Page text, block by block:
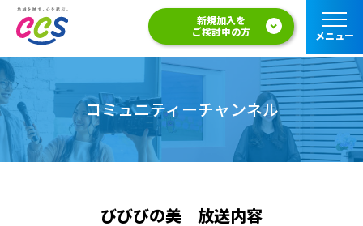
新規加入を
ご検討中の方
メニュー
コミュニティーチャンネル
びびびの美 放送内容